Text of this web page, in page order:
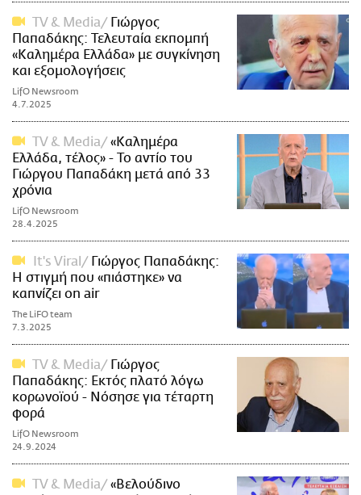
TV & Media
Γιώργος
Παπαδάκης: Τελευταία εκπομπή
«Καλημέρα Ελλάδα» με συγκίνηση
και εξομολογήσεις
LifO Newsroom
4.7.2025
TV & Media
«Καλημέρα
Ελλάδα, τέλος» - Το αντίο του
Γιώργου Παπαδάκη μετά από 33
χρόνια
LifO Newsroom
28.4.2025
It's Viral
Γιώργος Παπαδάκης:
Η στιγμή που «πιάστηκε» να
καπνίζει on air
The LiFO team
7.3.2025
TV & Media
Γιώργος
Παπαδάκης: Εκτός πλατό λόγω
κορωνοϊού - Νόσησε για τέταρτη
φορά
LifO Newsroom
24.9.2024
TV & Media
«Βελούδινο